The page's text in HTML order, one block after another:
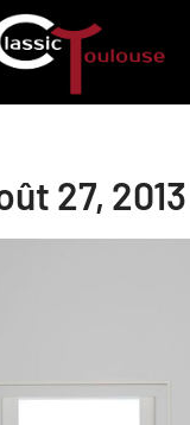
27, 2013